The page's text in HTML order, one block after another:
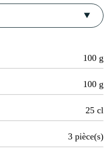
100 g
100 g
25 cl
3 pièce(s)